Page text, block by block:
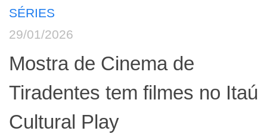
SÉRIES
29/01/2026
Mostra de Cinema de
Tiradentes tem filmes no Itaú
Cultural Play